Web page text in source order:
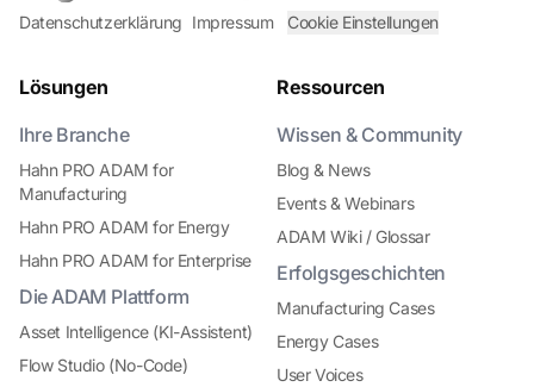
Datenschutzerklärung Impressum Cookie Einstellungen
Lösungen
Ihre Branche
Hahn PRO ADAM for
Manufacturing
Hahn PRO ADAM for Energy
Hahn PRO ADAM for Enterprise
Die ADAM Plattform
Asset Intelligence (KI-Assistent)
Flow Studio (No-Code)
Ressourcen
Wissen & Community
Blog & News
Events & Webinars
ADAM Wiki / Glossar
Erfolgsgeschichten
Manufacturing Cases
Energy Cases
User Voices